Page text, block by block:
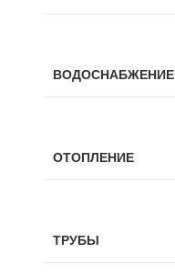
ВОДОСНАБЖЕНИЕ
ОТОПЛЕНИЕ
ТРУБЫ